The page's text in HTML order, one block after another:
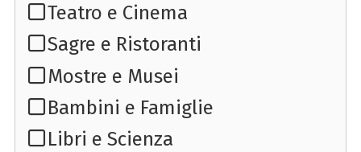
Teatro e Cinema
Sagre e Ristoranti
Mostre e Musei
Bambini e Famiglie
Libri e Scienza